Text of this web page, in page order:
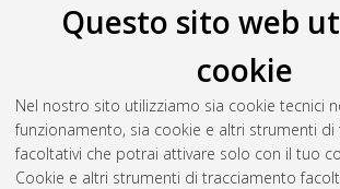
Questo sito web
cookie
Nel nostro sito utilizziamo sia cookie tecnici
funzionamento, sia cookie e altri strumenti
facoltativi che potrai attivare solo con il tuo
Cookie e altri strumenti di tracciamento
Wu, Gongqing(2013)Il destino del Contra
, [Dissertation thesis],
Studiorum Università di Bologna. Dottorato
indirizzo "Storia e geografia d’Europa.
istituzioni e soggetti in Età moderna e
Ciclo. DOI 10.6092/unibo/amsdottorato/